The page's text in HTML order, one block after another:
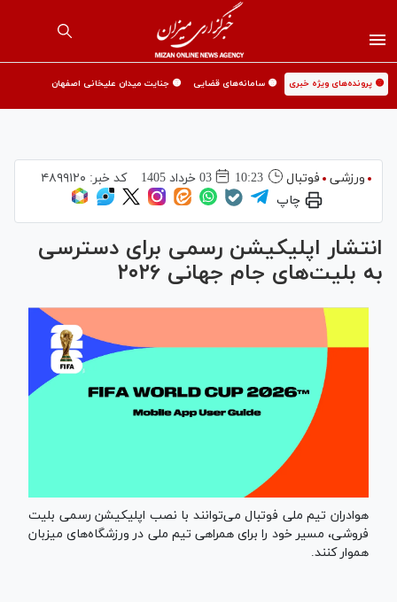
🟡 پرونده‌های ویژه خبری 🟡 سامانه‌های قضایی 🟡 جنایت میدان علیخانی اصفهان
ورزشی فوتبال 10:23 03 خرداد 1405 کد خبر: ۴۸۹۹۱۲۰
چاپ
انتشار اپلیکیشن رسمی برای دسترسی
به بلیت‌های جام جهانی ۲۰۲۶
هوادران تیم ملی فوتبال می‌توانند با نصب اپلیکیشن رسمی بلیت
فروشی، مسیر خود را برای همراهی تیم ملی در ورزشگاه‌های میزبان
هموار کنند.